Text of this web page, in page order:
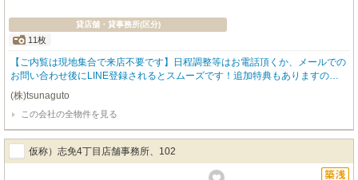
貸店舗・貸事務所(区分)
11枚
【ご内覧は現地集合で来店不要です】日程調整等はお電話頂くか、メールでの
お問い合わせ後にLINE登録されるとスムーズです！追加特典もありますので
詳細はお気軽にお問い合わせ下さい♪
(株)tsunaguto
この会社の全物件を見る
仮称）志免4丁目店舗事務所、102